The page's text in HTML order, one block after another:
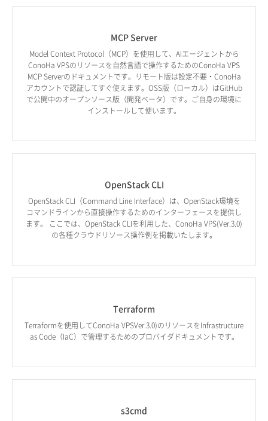
MCP Server
Model Context Protocol（MCP）を使用して、AIエージェントから
ConoHa VPSのリソースを自然言語で操作するためのConoHa VPS
MCP Serverのドキュメントです。リモート版は設定不要・ConoHa
アカウントで認証してすぐ使えます。OSS版（ローカル）はGitHub
で公開中のオープンソース版（開発ベータ）です。ご自身の環境に
インストールして使います。
OpenStack CLI
OpenStack CLI（Command Line Interface）は、OpenStack環境を
コマンドラインから直接操作するためのインターフェースを提供し
ます。 ここでは、OpenStack CLIを利用した、ConoHa VPS(Ver.3.0)
の各種クラウドリソース操作例を掲載いたします。
Terraform
Terraformを使用してConoHa VPSVer.3.0)のリソースをInfrastructure
as Code（IaC）で管理するためのプロバイダドキュメントです。
s3cmd